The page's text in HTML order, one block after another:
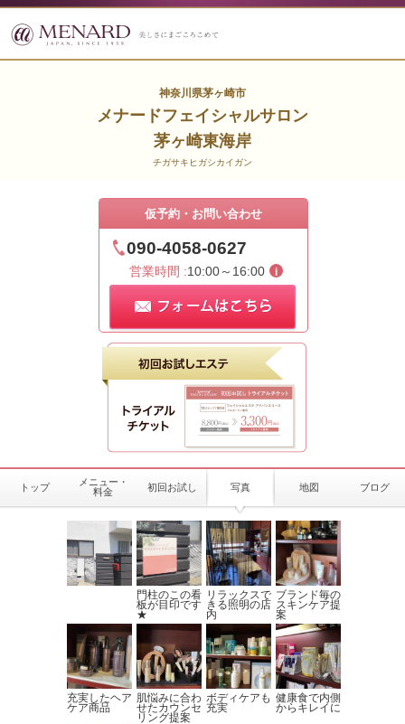
神奈川県茅ヶ崎市
メナードフェイシャルサロン
茅ヶ崎東海岸
チガサキヒガシカイガン
仮予約・お問い合わせ
090-4058-0627
営業時間 :10:00～16:00
トップ
メニュー・
料金
初回お試し 写真 地図 ブログ
門柱のこの看
板が目印です
★
リラックスで
きる照明の店
内
ブランド毎の
スキンケア提
案
充実したヘア
ケア商品
肌悩みに合わ
せたカウンセ
リング提案
ボディケアも
充実
健康食で内側
からキレイに